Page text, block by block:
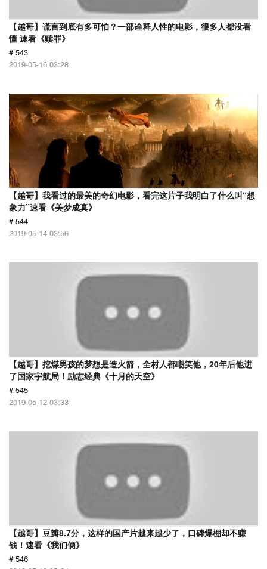
【越哥】谎言到底有多可怕？一部诠释人性的电影，很多人都没看
懂 速看《赎罪》
# 543
2019-05-16 03:28
【越哥】我看过的最美的奇幻电影，看完这片子我明白了什么叫“想
象力”速看《美梦成真》
# 544
2019-05-14 03:56
【越哥】挖煤男孩的梦想是造火箭，全村人都嘲笑他，20年后他进
了国家宇航局！励志经典《十月的天空》
# 545
2019-05-12 03:33
【越哥】豆瓣8.7分，这样的国产片越来越少了，口碑爆棚却不赚
钱！速看《我们俩》
# 546